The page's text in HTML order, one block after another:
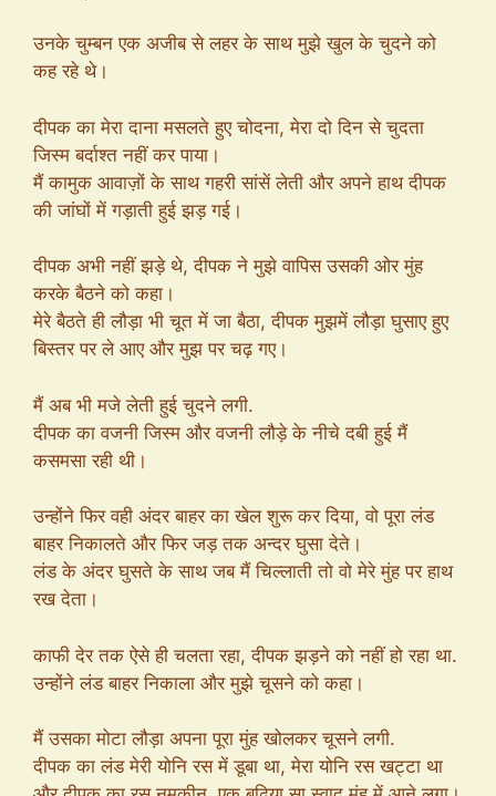
उनके चुम्बन एक अजीब से लहर के साथ मुझे खुल के चुदने को
कह रहे थे।
दीपक का मेरा दाना मसलते हुए चोदना, मेरा दो दिन से चुदता
जिस्म बर्दाश्त नहीं कर पाया।
मैं कामुक आवाज़ों के साथ गहरी सांसें लेती और अपने हाथ दीपक
की जांघों में गड़ाती हुई झड़ गई।
दीपक अभी नहीं झड़े थे, दीपक ने मुझे वापिस उसकी ओर मुंह
करके बैठने को कहा।
मेरे बैठते ही लौड़ा भी चूत में जा बैठा, दीपक मुझमें लौड़ा घुसाए हुए
बिस्तर पर ले आए और मुझ पर चढ़ गए।
मैं अब भी मजे लेती हुई चुदने लगी.
दीपक का वजनी जिस्म और वजनी लौड़े के नीचे दबी हुई मैं
कसमसा रही थी।
उन्होंने फिर वही अंदर बाहर का खेल शुरू कर दिया, वो पूरा लंड
बाहर निकालते और फिर जड़ तक अन्दर घुसा देते।
लंड के अंदर घुसते के साथ जब मैं चिल्लाती तो वो मेरे मुंह पर हाथ
रख देता।
काफी देर तक ऐसे ही चलता रहा, दीपक झड़ने को नहीं हो रहा था.
उन्होंने लंड बाहर निकाला और मुझे चूसने को कहा।
मैं उसका मोटा लौड़ा अपना पूरा मुंह खोलकर चूसने लगी.
दीपक का लंड मेरी योनि रस में डूबा था, मेरा योनि रस खट्टा था